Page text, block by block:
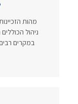
מהות
ניהול
במקרים